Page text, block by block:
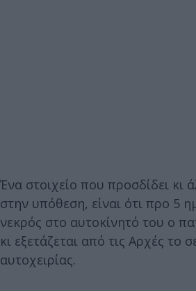
Ένα στοιχείο που προσδίδει κι
στην υπόθεση, είναι ότι προ 5
νεκρός στο αυτοκίνητό του ο
κι εξετάζεται από τις Αρχές το
αυτοχειρίας.